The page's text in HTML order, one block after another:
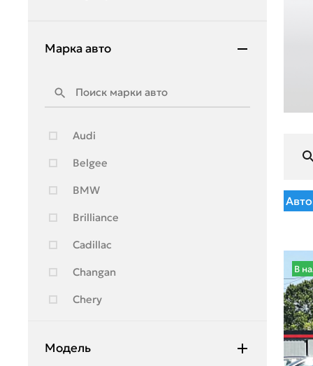
Марка авто
Audi
Belgee
BMW
Brilliance
Cadillac
Changan
Chery
Citroen
Модель
В